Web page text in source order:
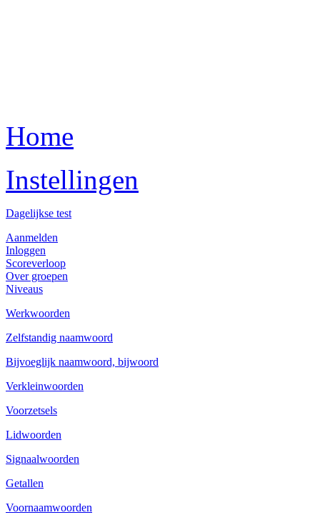
Home
Instellingen
Dagelijkse test
Aanmelden
Inloggen
Scoreverloop
Over groepen
Niveaus
Werkwoorden
Zelfstandig naamwoord
Bijvoeglijk naamwoord, bijwoord
Verkleinwoorden
Voorzetsels
Lidwoorden
Signaalwoorden
Getallen
Voornaamwoorden